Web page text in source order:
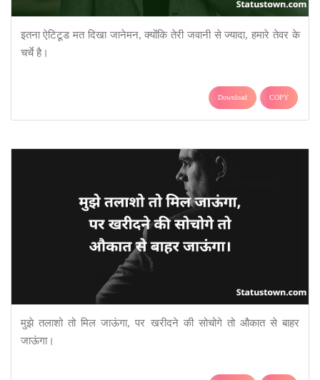
इतना ऐटिटूड मत दिखा जानेमन, क्योंकि तेरी जवानी से ज्यादा, हमारे तेवर के
चर्चे है।
Download COPY
मुझे तलाशो तो मिल जाऊंगा, पर खरीदने की सोचोगे तो औकात से बाहर
जाऊंगा।